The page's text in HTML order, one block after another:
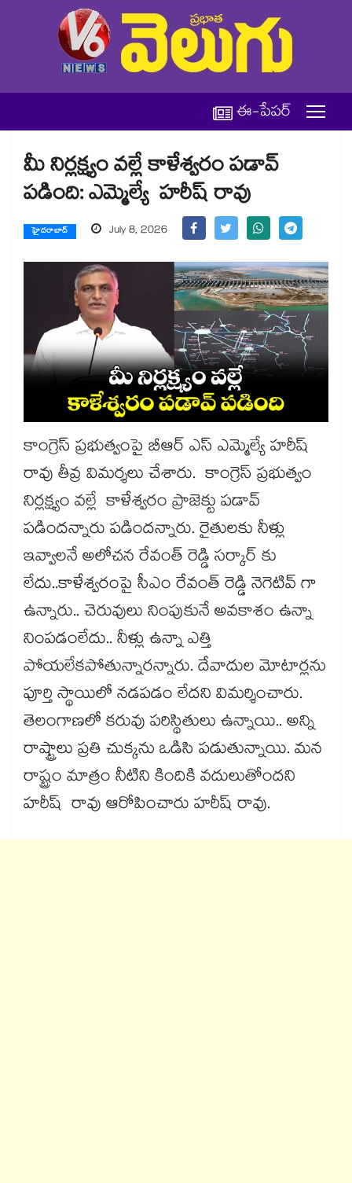
ఈ-పేపర్
మీ నిర్లక్ష్యం వల్లే కాళేశ్వరం పడావ్
పడింది: ఎమ్మెల్యే హరీష్ రావు
హైదరాబాద్ July 8, 2026
కాంగ్రెస్ ప్రభుత్వంపై బీఆర్ ఎస్ ఎమ్మెల్యే హరీష్
రావు తీవ్ర విమర్శలు చేశారు. కాంగ్రెస్ ప్రభుత్వం
నిర్లక్ష్యం వల్లే కాళేశ్వరం ప్రాజెక్టు పడావ్
పడిందన్నారు పడిందన్నారు. రైతులకు నీళ్లు
ఇవ్వాలనే అలోచన రేవంత్ రెడ్డి సర్కార్ కు
లేదు..కాళేశ్వరంపై సీఎం రేవంత్ రెడ్డి నెగెటివ్ గా
ఉన్నారు.. చెరువులు నింపుకునే అవకాశం ఉన్నా
నింపడంలేదు.. నీళ్లు ఉన్నా ఎత్తి
పోయలేకపోతున్నారన్నారు. దేవాదుల మోటార్లను
పూర్తి స్థాయిలో నడపడం లేదని విమర్శించారు.
తెలంగాణలో కరువు పరిస్థితులు ఉన్నాయి.. అన్ని
రాష్ట్రాలు ప్రతి చుక్కను ఒడిసి పడుతున్నాయి. మన
రాష్ట్రం మాత్రం నీటిని కిందికి వదులుతోందని
హరీష్ రావు ఆరోపించారు హరీష్ రావు.